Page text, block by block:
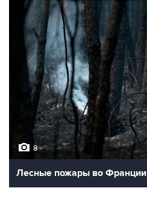
8
Лесные пожары во Франции